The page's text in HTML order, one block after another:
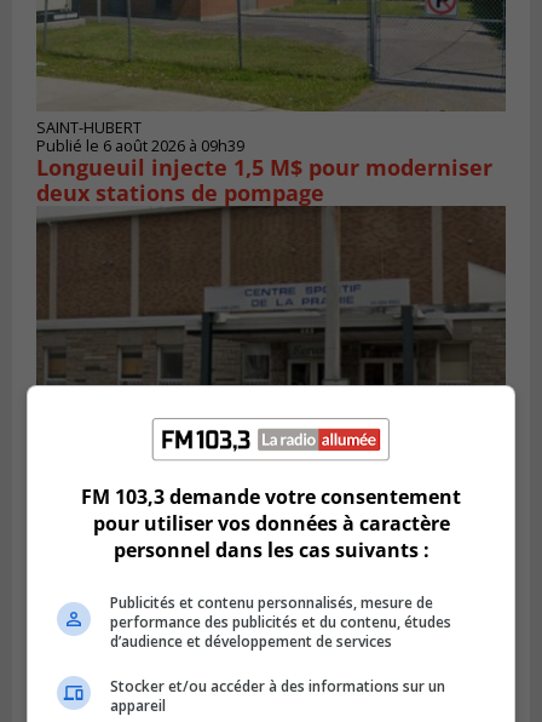
SAINT-HUBERT
Publié le 6 août 2026 à 09h39
Longueuil injecte 1,5 M$ pour moderniser
deux stations de pompage
LA PRAIRIE
Publié le 5 août 2026 à 11h59
La Prairie loue des espaces de glace
FM 103,3 demande votre consentement
pour utiliser vos données à caractère
personnel dans les cas suivants :
Publicités et contenu personnalisés, mesure de
performance des publicités et du contenu, études
d’audience et développement de services
Stocker et/ou accéder à des informations sur un
appareil